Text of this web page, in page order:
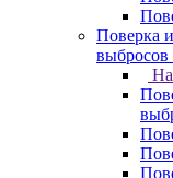
Поверка
выбросов